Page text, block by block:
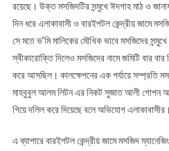
রয়েছে। উক্ত মসজিদটির সন্মুখে ঈদগাহ মাঠ ও
দিন ধরে এলাকাবাসী ও বারইপটল কেন্দ্রীয় জামে
সে মতে ভ’মি মালিকের মৌখিক ভাবে মসজিদের
স্বীকারোক্তি দিলেও মসজিদের নামে জমিটি বার বার
করে আসছিল। কালক্ষেপনের এক পর্যায়ে সম্প্রতি
মাহবুবুল আলম লিটন এর নিকট সুজাত আলী গোপন
গিয়ে দলিল করে দিয়েছে বলে অভিযোগ এলাকাবাসীর।
এ ব্যাপারে বারইপটল কেন্দ্রীয় জামে মসজিদ